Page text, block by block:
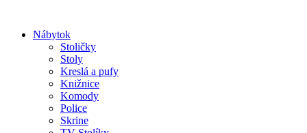
obsah
Nábytok
Stoličky
Stoly
Kreslá a pufy
Knižnice
Komody
Police
Skrine